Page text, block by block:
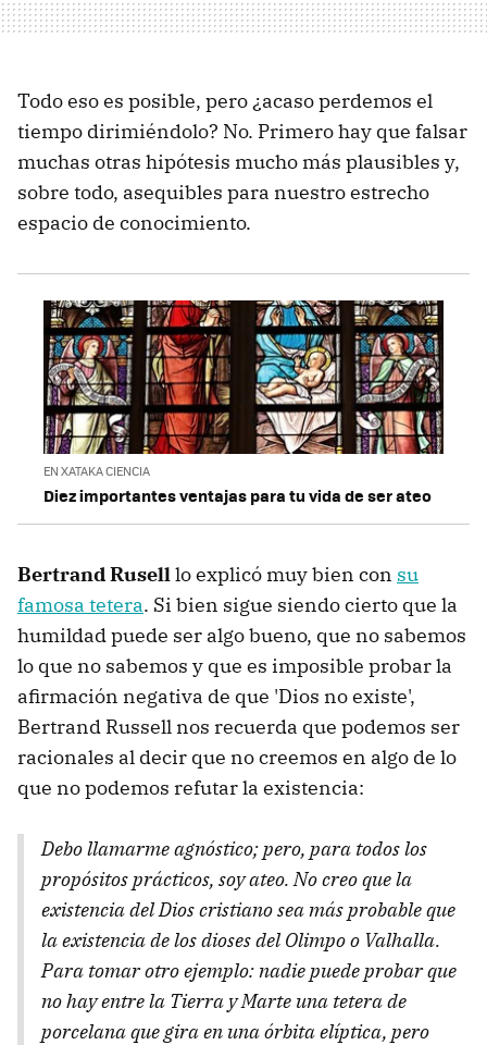
Todo eso es posible, pero ¿acaso perdemos el
tiempo dirimiéndolo? No. Primero hay que falsar
muchas otras hipótesis mucho más plausibles y,
sobre todo, asequibles para nuestro estrecho
espacio de conocimiento.
EN XATAKA CIENCIA
Diez importantes ventajas para tu vida de ser ateo
Bertrand Rusell lo explicó muy bien con su
famosa tetera. Si bien sigue siendo cierto que la
humildad puede ser algo bueno, que no sabemos
lo que no sabemos y que es imposible probar la
afirmación negativa de que 'Dios no existe',
Bertrand Russell nos recuerda que podemos ser
racionales al decir que no creemos en algo de lo
que no podemos refutar la existencia:
Debo llamarme agnóstico; pero, para todos los
propósitos prácticos, soy ateo. No creo que la
existencia del Dios cristiano sea más probable que
la existencia de los dioses del Olimpo o Valhalla.
Para tomar otro ejemplo: nadie puede probar que
no hay entre la Tierra y Marte una tetera de
porcelana que gira en una órbita elíptica, pero